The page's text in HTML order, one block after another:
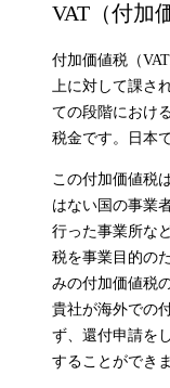
VAT（付加
付加価値税（
上に対して課さ
ての段階におけ
税金です。日本
この付加価値税
はない国の事業
行った事業所な
税を事業目的の
みの付加価値税
貴社が海外での
ず、還付申請を
することができま